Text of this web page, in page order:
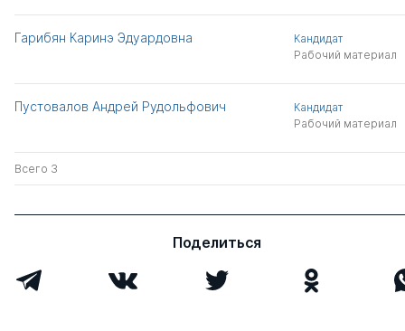
Гарибян Каринэ Эдуардовна
Кандидат
Рабочий материал
Пустовалов Андрей Рудольфович
Кандидат
Рабочий материал
Всего 3
Поделиться